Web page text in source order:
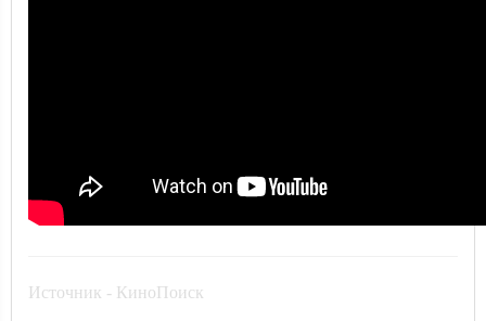
Источник - КиноПоиск